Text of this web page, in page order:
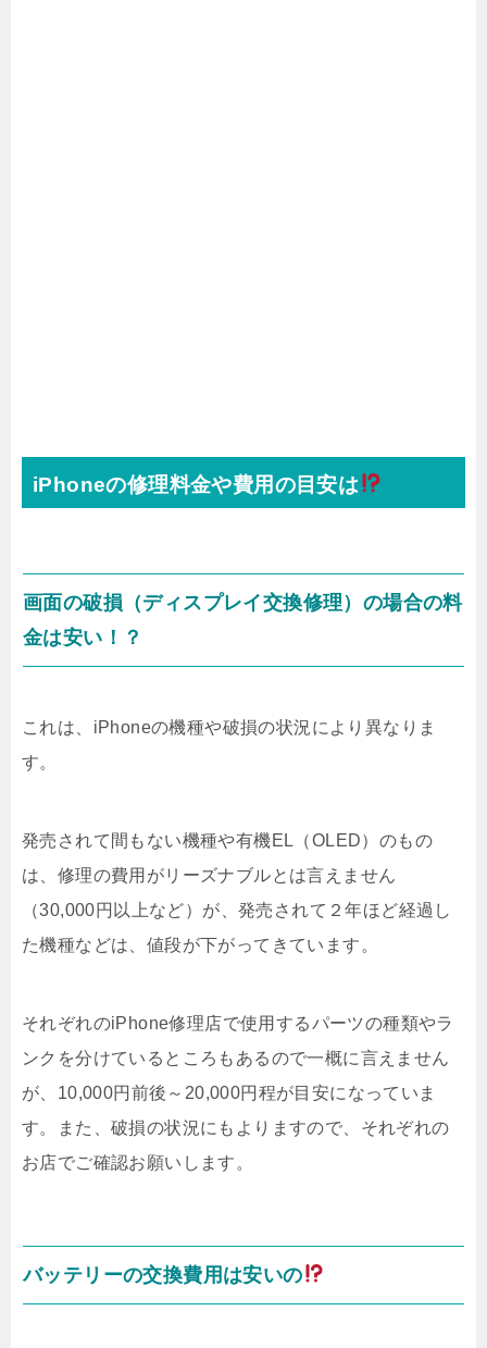
iPhoneの修理料金や費用の目安は
画面の破損（ディスプレイ交換修理）の場合の料
金は安い！？
これは、iPhoneの機種や破損の状況により異なりま
す。
発売されて間もない機種や有機EL（OLED）のもの
は、修理の費用がリーズナブルとは言えません
（30,000円以上など）が、発売されて２年ほど経過し
た機種などは、値段が下がってきています。
それぞれのiPhone修理店で使用するパーツの種類やラ
ンクを分けているところもあるので一概に言えません
が、10,000円前後～20,000円程が目安になっていま
す。また、破損の状況にもよりますので、それぞれの
お店でご確認お願いします。
バッテリーの交換費用は安いの